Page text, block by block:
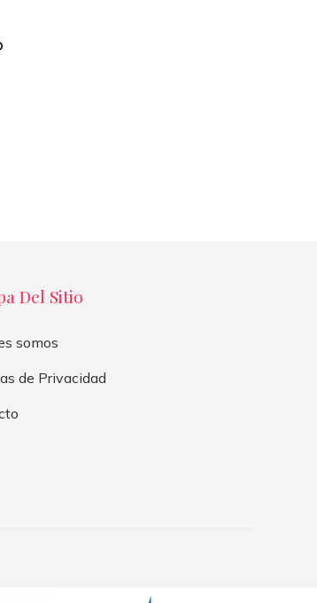
Del Sitio
somos
de Privacidad